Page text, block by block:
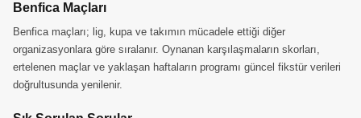
Benfica Maçları
Benfica maçları; lig, kupa ve takımın mücadele ettiği diğer
organizasyonlara göre sıralanır. Oynanan karşılaşmaların skorları,
ertelenen maçlar ve yaklaşan haftaların programı güncel fikstür verileri
doğrultusunda yenilenir.